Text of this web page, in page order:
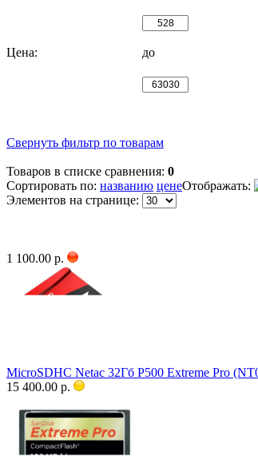
Цена: до
Свернуть фильтр по товарам
Товаров в списке сравнения: 0
Сортировать по: названию ценеОтображать:
Элементов на странице:
1 100.00 р.
MicroSDHC Netac 32Гб P500 Extreme Pro
15 400.00 р.